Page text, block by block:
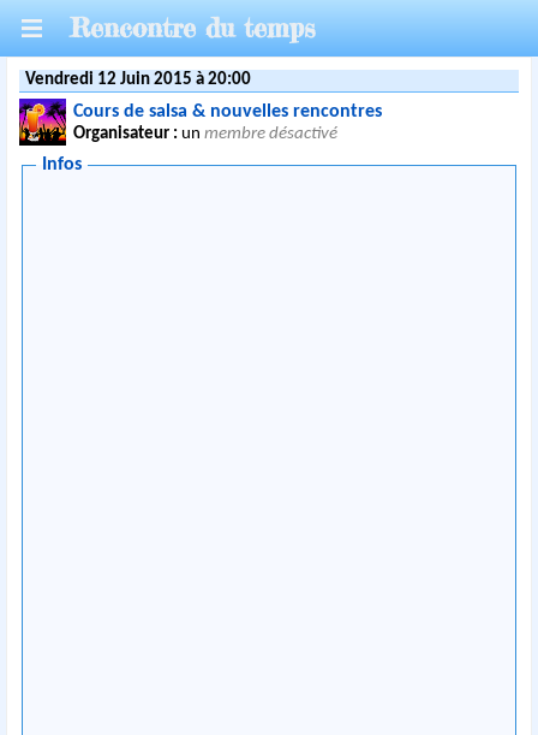
Rencontre du temps
Vendredi 12 Juin 2015 à 20:00
Cours de salsa & nouvelles rencontres
Organisateur : unmembre désactivé
Infos